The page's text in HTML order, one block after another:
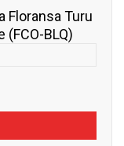
Floransa Turu
(FCO-BLQ)